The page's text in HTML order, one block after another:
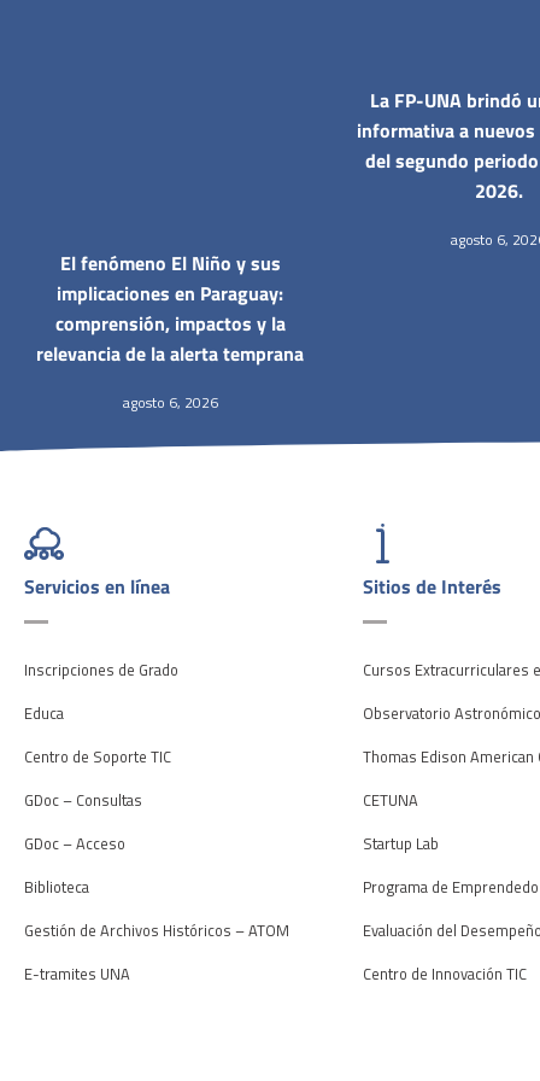
El fenómeno El Niño y sus
implicaciones en Paraguay:
comprensión, impactos y la
relevancia de la alerta temprana
agosto 6, 2026
La FP-UNA brindó
informativa a
del segundo
2026.
agosto 6,
Servicios en línea
Inscripciones de Grado
Educa
Centro de Soporte TIC
GDoc – Consultas
GDoc – Acceso
Biblioteca
Gestión de Archivos Históricos – ATOM
E-tramites UNA
Sitios de Interés
Cursos Extracurriculares
Observatorio Astronómico
Thomas Edison American
CETUNA
Startup Lab
Programa de
Evaluación del
Centro de Innovación TIC